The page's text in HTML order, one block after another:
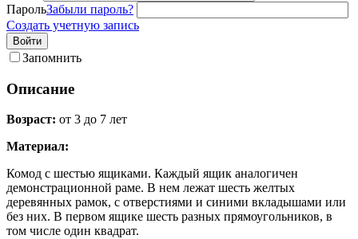
ПарольЗабыли пароль?
Создать учетную запись
Войти
Запомнить
Описание
Возраст: от 3 до 7 лет
Материал:
Комод с шестью ящиками. Каждый ящик аналогичен
демонстрационной раме. В нем лежат шесть желтых
деревянных рамок, с отверстиями и синими вкладышами или
без них. В первом ящике шесть разных прямоугольников, в
том числе один квадрат.